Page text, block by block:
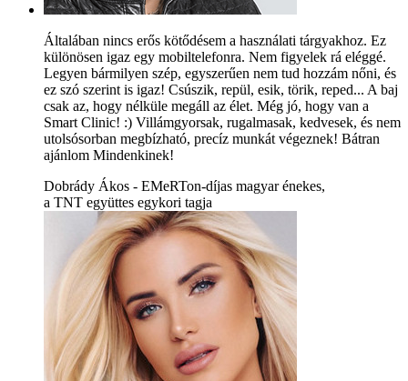
Általában nincs erős kötődésem a használati tárgyakhoz. Ez
különösen igaz egy mobiltelefonra. Nem figyelek rá eléggé.
Legyen bármilyen szép, egyszerűen nem tud hozzám nőni, és
ez szó szerint is igaz! Csúszik, repül, esik, törik, reped... A baj
csak az, hogy nélküle megáll az élet. Még jó, hogy van a
Smart Clinic! :) Villámgyorsak, rugalmasak, kedvesek, és nem
utolsósorban megbízható, precíz munkát végeznek! Bátran
ajánlom Mindenkinek!
Dobrády Ákos - EMeRTon-díjas magyar énekes,
a TNT együttes egykori tagja